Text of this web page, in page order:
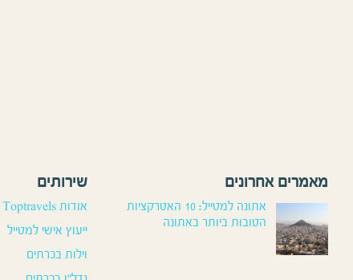
שירותים
אודות Toptravels
ייעוץ אישי למטייל
וילות בכרתים
מאמרים אחרונים
אתונה למטייל: 10 האטרקציות
הטובות ביותר באתונה